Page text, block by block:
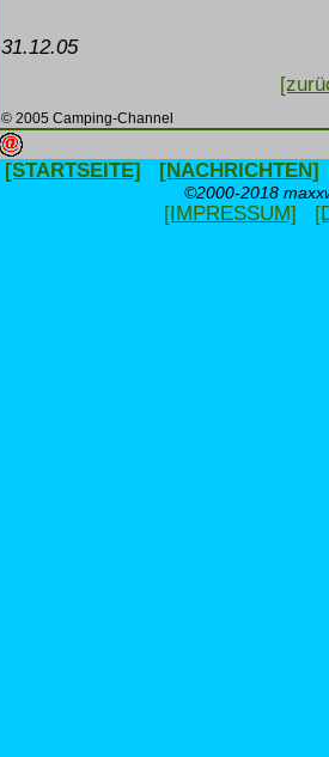
31.12.05
© 2005 Camping-Channel
[STARTSEITE] [NACHRICHTEN]
©2000-2018
[IMPRESSUM]